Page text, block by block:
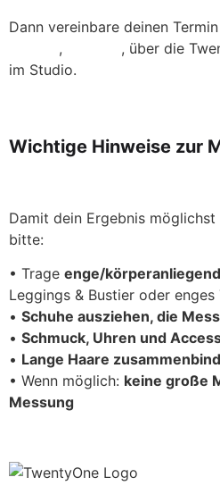
Dann vereinbare deinen
,
, über die
im Studio.
Wichtige Hinweise zur
Damit dein Ergebnis
bitte:
• Trage enge/
Leggings & Bustier oder enges
• Schuhe ausziehen, die
• Schmuck, Uhren und
• Lange Haare
• Wenn möglich: keine große
Messung